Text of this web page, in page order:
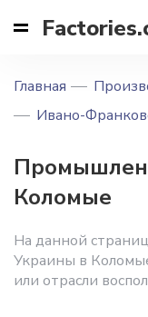
Главная
Ивано-
Коломые
На данной
Украины в
или отрасли